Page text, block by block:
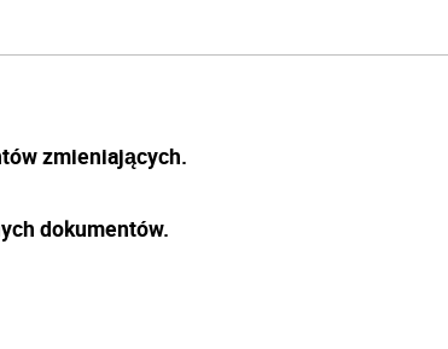
zmieniających.
dokumentów.